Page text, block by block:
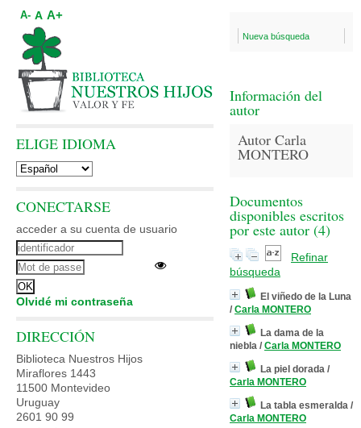
Nueva búsqueda
Información del
autor
Autor Carla
MONTERO
Documentos
disponibles escritos
por este autor (4)
Refinar
búsqueda
El viñedo de la Luna
/ Carla MONTERO
La dama de la
niebla / Carla MONTERO
La piel dorada /
Carla MONTERO
La tabla esmeralda /
Carla MONTERO
A- A A+
ELIGE IDIOMA
CONECTARSE
acceder a su cuenta de usuario
Olvidé mi contraseña
DIRECCIÓN
Biblioteca Nuestros Hijos
Miraflores 1443
11500 Montevideo
Uruguay
2601 90 99